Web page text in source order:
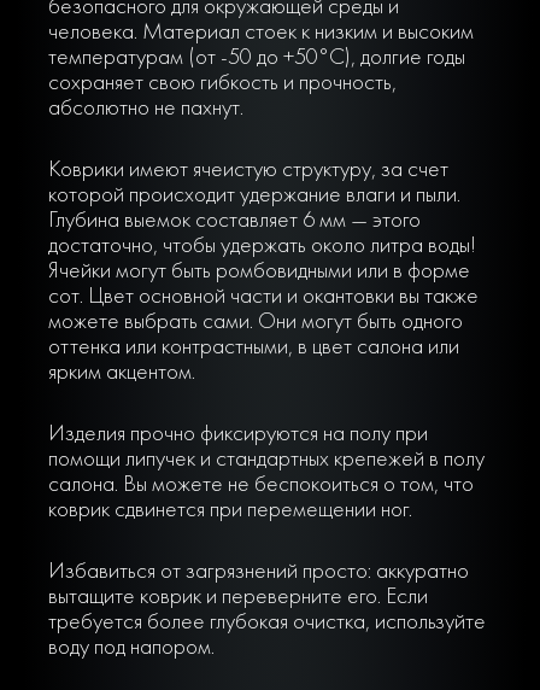
человека. Материал стоек к низким и высоким
температурам (от -50 до +50°С), долгие годы
сохраняет свою гибкость и прочность,
абсолютно не пахнут.
Коврики имеют ячеистую структуру, за счет
которой происходит удержание влаги и пыли.
Глубина выемок составляет 6 мм — этого
достаточно, чтобы удержать около литра воды!
Ячейки могут быть ромбовидными или в форме
сот. Цвет основной части и окантовки вы также
можете выбрать сами. Они могут быть одного
оттенка или контрастными, в цвет салона или
ярким акцентом.
Изделия прочно фиксируются на полу при
помощи липучек и стандартных крепежей в полу
салона. Вы можете не беспокоиться о том, что
коврик сдвинется при перемещении ног.
Избавиться от загрязнений просто: аккуратно
вытащите коврик и переверните его. Если
требуется более глубокая очистка, используйте
воду под напором.